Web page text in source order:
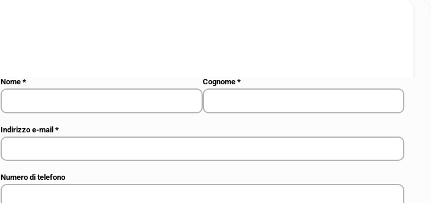
Nome* Cognome*
Indirizzo e-mail*
Numero di telefono